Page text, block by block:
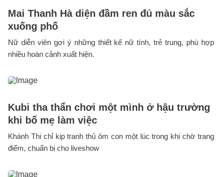
Mai Thanh Hà diện đầm ren đủ màu sắc
xuống phố
Nữ diễn viên gợi ý những thiết kế nữ tính, trẻ trung, phù hợp
nhiều hoàn cảnh xuất hiện.
Kubi tha thẩn chơi một mình ở hậu trường
khi bố mẹ làm việc
Khánh Thi chỉ kịp tranh thủ ôm con một lúc trong khi chờ trang
điểm, chuẩn bị cho liveshow